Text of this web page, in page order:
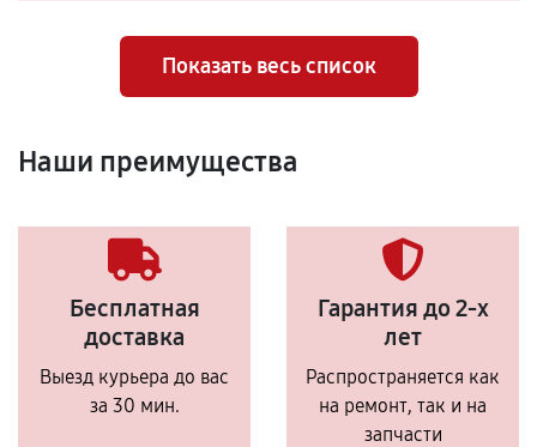
Показать весь список
Наши преимущества
Бесплатная
доставка
Выезд курьера до вас
за 30 мин.
Гарантия до 2-х
лет
Распространяется как
на ремонт, так и на
запчасти